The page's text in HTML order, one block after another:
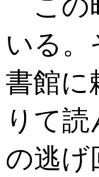
いる
書館に
りて
の逃げ